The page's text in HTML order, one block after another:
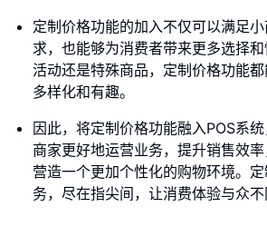
定制价格功能的加入不仅可以满足
求，也能够为消费者带来更多选择
活动还是特殊商品，定制价格功能
多样化和有趣。
因此，将定制价格功能融入POS系
商家更好地运营业务，提升销售效
营造一个更加个性化的购物环境。
务，尽在指尖间，让消费体验与众不